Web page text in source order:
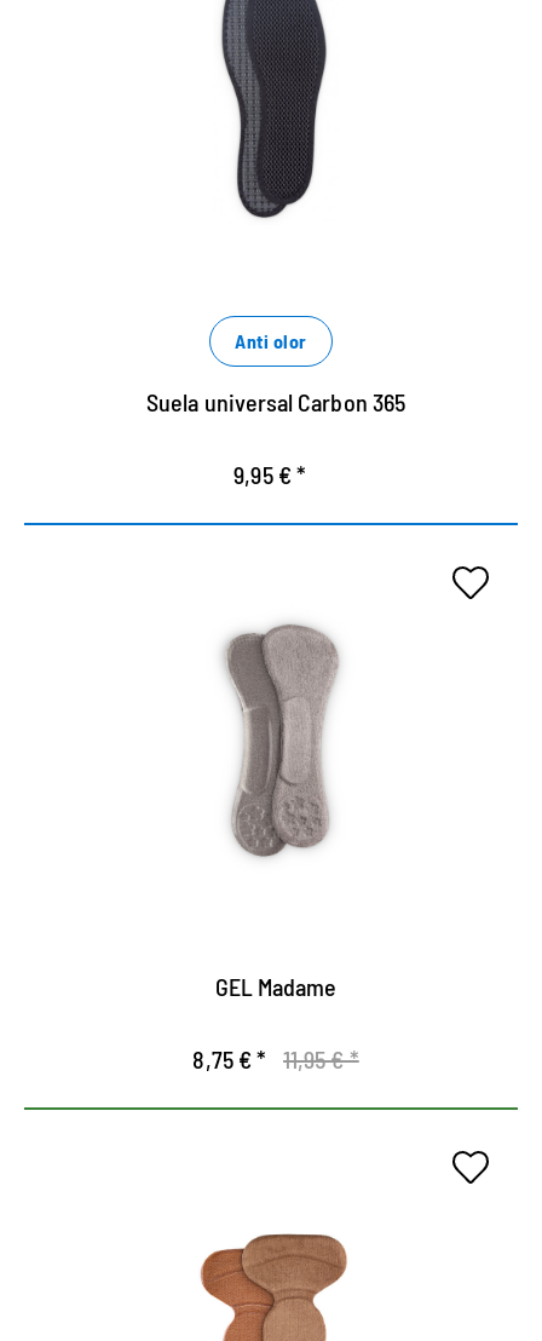
Suela universal para todos los
días.
Superficie transpirable, inspirada en la tecnología
Regula el clima en el zapato.
Anti olor
Suela universal Carbon 365
9,95 € *
Suela de gel para zapatos
abiertos.
Actúa aliviando la presión y da un agarre seguro
Amortigua la apariencia
GEL Madame
8,75 € * 11,95 € *
Plantilla de confort.
Inserto de gel hecho de particularmente